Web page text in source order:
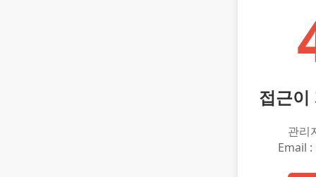
접근이
관리
Email